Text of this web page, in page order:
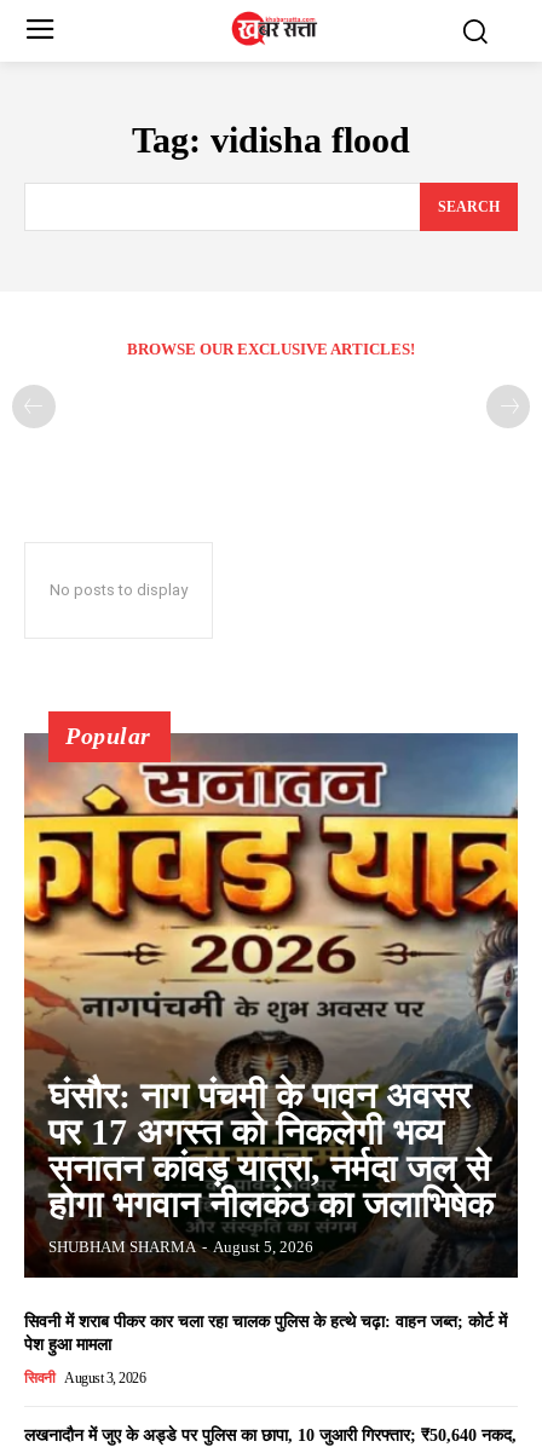
Tag: vidisha flood
SEARCH
BROWSE OUR EXCLUSIVE ARTICLES!
No posts to display
Popular
घंसौर: नाग पंचमी के पावन अवसर
पर 17 अगस्त को निकलेगी भव्य
सनातन कांवड़ यात्रा, नर्मदा जल से
होगा भगवान नीलकंठ का जलाभिषेक
SHUBHAM SHARMA - August 5, 2026
सिवनी में शराब पीकर कार चला रहा चालक पुलिस के हत्थे चढ़ा: वाहन जब्त; कोर्ट में
पेश हुआ मामला
सिवनी August 3, 2026
लखनादौन में जुए के अड्डे पर पुलिस का छापा, 10 जुआरी गिरफ्तार; ₹50,640 नकद,